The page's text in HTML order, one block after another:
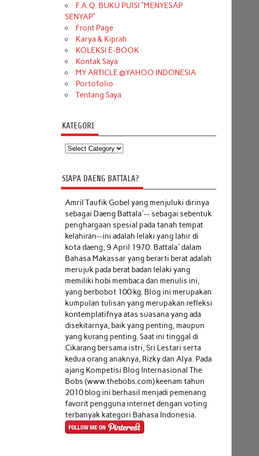
F.A.Q. BUKU PUISI “MENYESAP
SENYAP”
Front Page
Karya & Kiprah
KOLEKSI E-BOOK
Kontak Saya
MY ARTICLE @YAHOO INDONESIA
Portofolio
Tentang Saya
KATEGORI
Kategori
SIAPA DAENG BATTALA?
Amril Taufik Gobel yang menjuluki dirinya
sebagai Daeng Battala'-- sebagai sebentuk
penghargaan spesial pada tanah tempat
kelahiran--ini adalah lelaki yang lahir di
kota daeng, 9 April 1970. Battala' dalam
Bahasa Makassar yang berarti berat adalah
merujuk pada berat badan lelaki yang
memiliki hobi membaca dan menulis ini,
yang berbobot 100 kg. Blog ini merupakan
kumpulan tulisan yang merupakan refleksi
kontemplatifnya atas suasana yang ada
disekitarnya, baik yang penting, maupun
yang kurang penting. Saat ini tinggal di
Cikarang bersama istri, Sri Lestari serta
kedua orang anaknya, Rizky dan Alya. Pada
ajang Kompetisi Blog Internasional The
Bobs (www.thebobs.com) keenam tahun
2010 blog ini berhasil menjadi pemenang
favorit pengguna internet dengan voting
terbanyak kategori Bahasa Indonesia.